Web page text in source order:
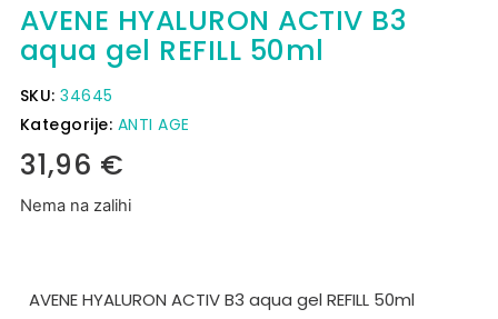
AVENE HYALURON ACTIV B3
aqua gel REFILL 50ml
SKU:34645
Kategorije: ANTI AGE
31,96 €
Nema na zalihi
AVENE HYALURON ACTIV B3 aqua gel REFILL 50ml